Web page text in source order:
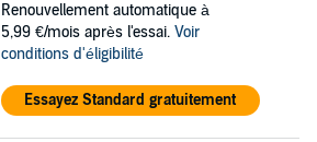
Renouvellement automatique à
5,99 €/mois après l'essai. Voir
conditions d'éligibilité
Essayez Standard gratuitement